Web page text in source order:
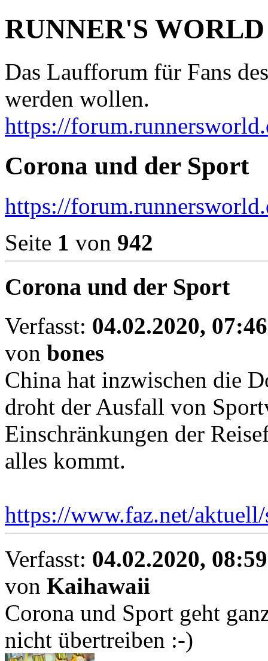
RUNNER'S WORLD
Das Laufforum für Fans
werden wollen.
https://
Corona und der Sport
https://
Seite 1 von 942
Corona und der Sport
Verfasst: 04.02.2020, 07:46
von bones
China hat inzwischen die
droht der Ausfall von
Einschränkungen der
alles kommt.
https://www.faz.net/
Verfasst: 04.02.2020, 08:59
von Kaihawaii
Corona und Sport geht
nicht übertreiben :-)